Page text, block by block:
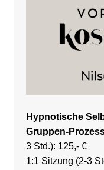
Hypnotische
Gruppen-
3 Std.): 125,- €
1:1 Sitzung (2-3